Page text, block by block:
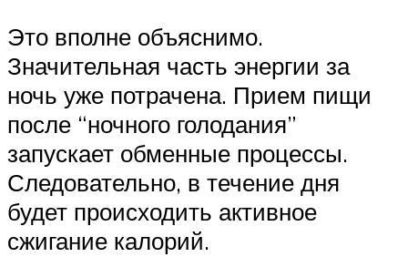
Это вполне объяснимо.
Значительная часть энергии за
ночь уже потрачена. Прием пищи
после “ночного голодания”
запускает обменные процессы.
Следовательно, в течение дня
будет происходить активное
сжигание калорий.